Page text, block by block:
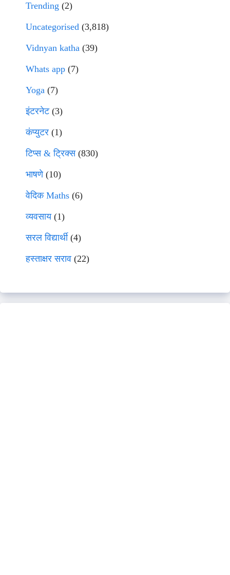
Trending (2)
Uncategorised (3,818)
Vidnyan katha (39)
Whats app (7)
Yoga (7)
इंटरनेट(3)
कंप्युटर (1)
टिप्स & ट्रिक्स(830)
भाषणे(10)
वेदिक Maths (6)
व्यवसाय(1)
सरल विद्यार्थी(4)
हस्ताक्षर सराव (22)